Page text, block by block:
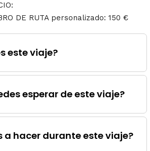
DE RUTA personalizado: 150 €
este viaje?
esperar de este viaje?
a hacer durante este viaje?